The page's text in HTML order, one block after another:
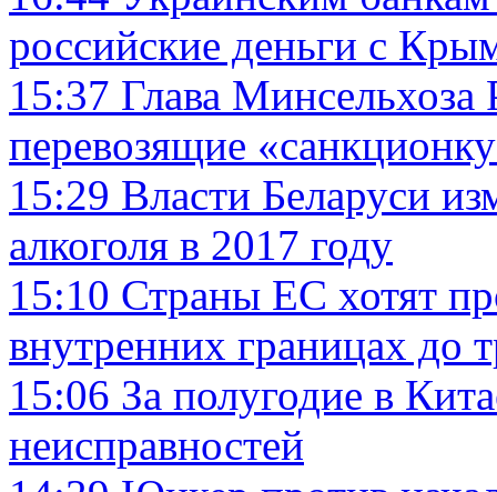
российские деньги с
15:37 Глава Минсельхоза
перевозящие
15:29 Власти Беларуси
алкоголя в 2017 году
15:10 Страны ЕС хотят
внутренних границах до
15:06 За полугодие в
неисправностей